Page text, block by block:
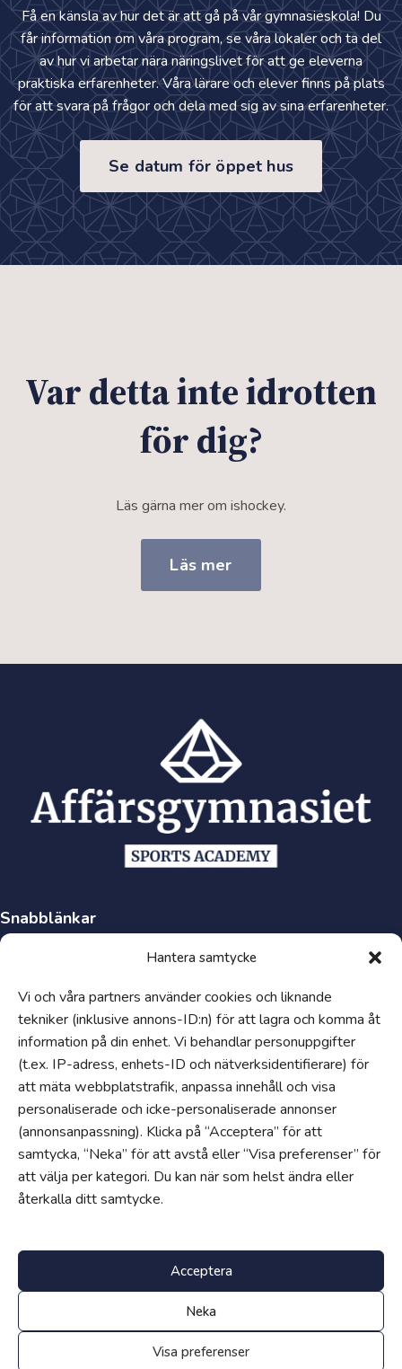
Hantera samtycke
Vi och våra partners använder cookies och liknande
tekniker (inklusive annons-ID:n) för att lagra och komma åt
information på din enhet. Vi behandlar personuppgifter
(t.ex. IP-adress, enhets-ID och nätverksidentifierare) för
att mäta webbplatstrafik, anpassa innehåll och visa
personaliserade och icke-personaliserade annonser
(annonsanpassning). Klicka på “Acceptera” för att
samtycka, “Neka” för att avstå eller “Visa preferenser” för
att välja per kategori. Du kan när som helst ändra eller
återkalla ditt samtycke.
Acceptera
Neka
Visa preferenser
Få en känsla av hur det är att gå på vår gymnasieskola! Du
får information om våra program, se våra lokaler och ta del
av hur vi arbetar nära näringslivet för att ge eleverna
praktiska erfarenheter. Våra lärare och elever finns på plats
för att svara på frågor och dela med sig av sina erfarenheter.
Se datum för öppet hus
Var detta inte idrotten
för dig?
Läs gärna mer om ishockey.
Läs mer
Snabblänkar
Tillgänglighetsredogörelse
Hantering av personuppgifter och cookies
Uppförandekod
Om
Våra skolor
Jobba hos oss
Edukatus Alliance
Progress
föräldrar.Klicka här för att logga in.
Upphovsrätt 2026 Umeå Alla rättigheter reserverade